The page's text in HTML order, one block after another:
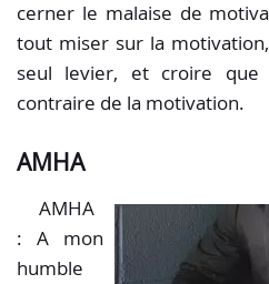
cerner le malaise de
tout miser sur la
seul levier, et croire
contraire de la motivation.
AMHA
AMHA
: A mon
humble